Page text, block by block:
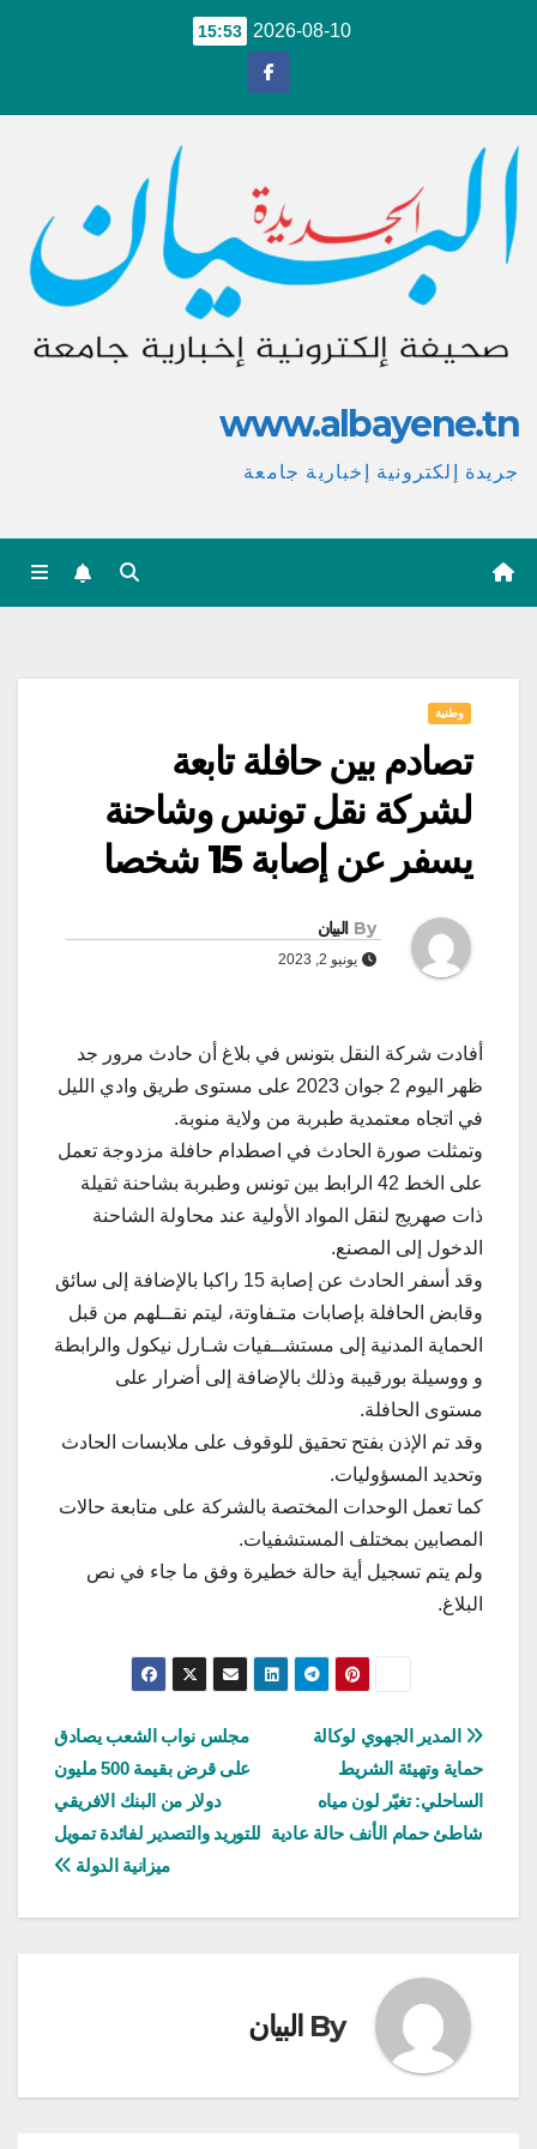
2026-08-10
15:53
www.albayene.tn
جريدة إلكترونية إخبارية جامعة
وطنية
تصادم بين حافلة تابعة
لشركة نقل تونس وشاحنة
يسفر عن إصابة 15 شخصا
By البيان
يونيو 2, 2023
أفادت شركة النقل بتونس في بلاغ أن حادث مرور جد
ظهر اليوم 2 جوان 2023 على مستوى طريق وادي الليل
في اتجاه معتمدية طبربة من ولاية منوبة.
وتمثلت صورة الحادث في اصطدام حافلة مزدوجة تعمل
على الخط 42 الرابط بين تونس وطبربة بشاحنة ثقيلة
ذات صهريج لنقل المواد الأولية عند محاولة الشاحنة
الدخول إلى المصنع.
وقد أسفر الحادث عن إصابة 15 راكبا بالإضافة إلى سائق
وقابض الحافلة بإصابات متـفاوتة، ليتم نقــلهم من قبل
الحماية المدنية إلى مستشــفيات شـارل نيكول والرابطة
و ووسيلة بورقيبة وذلك بالإضافة إلى أضرار على
مستوى الحافلة.
وقد تم الإذن بفتح تحقيق للوقوف على ملابسات الحادث
وتحديد المسؤوليات.
كما تعمل الوحدات المختصة بالشركة على متابعة حالات
المصابين بمختلف المستشفيات.
ولم يتم تسجيل أية حالة خطيرة وفق ما جاء في نص
البلاغ.
تصفّح
المقالات
مجلس نواب الشعب يصادق
على قرض بقيمة 500 مليون
دولار من البنك الافريقي
للتوريد والتصدير لفائدة تمويل
ميزانية الدولة
المدير الجهوي لوكالة
حماية وتهيئة الشريط
الساحلي: تغيّر لون مياه
شاطئ حمام الأنف حالة عادية
By البيان